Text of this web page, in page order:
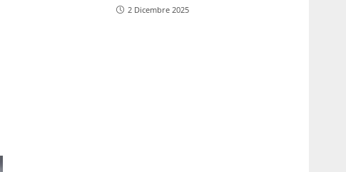
2 Dicembre 2025